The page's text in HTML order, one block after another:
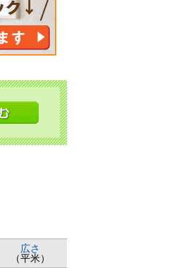
広さ
（平米）